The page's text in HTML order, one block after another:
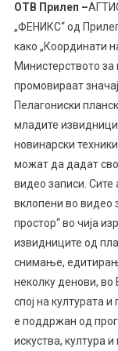
OТВ Прилеп –
„ФЕНИКС“ од
како „Координати
Министерството за
промовираат
Пелагониски
младите извидници
новинарски
можат да дадат
видео записи. Сите
вклопени во видео
простор“ во чија
извидниците од
снимање,
неколку денови, во
спој на културата
е поддржан од
искуства, култура